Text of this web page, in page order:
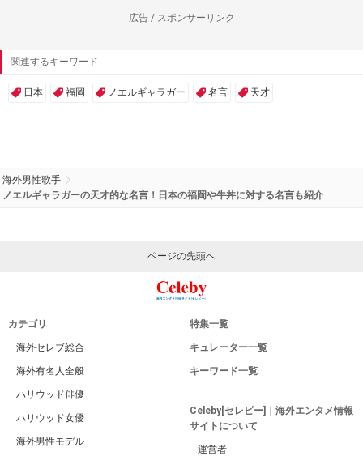
広告 / スポンサーリンク
関連するキーワード
日本 福岡 ノエルギャラガー 名言 天才
海外男性歌手
ノエルギャラガーの天才的な名言！日本の福岡や牛丼に対する名言も紹介
ページの先頭へ
カテゴリ
海外セレブ総合
海外有名人全般
ハリウッド俳優
ハリウッド女優
海外男性モデル
特集一覧
キュレーター一覧
キーワード一覧
Celeby[セレビー]｜海外エンタメ情報
サイトについて
運営者